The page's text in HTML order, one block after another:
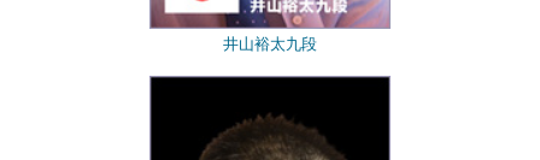
井山裕太九段